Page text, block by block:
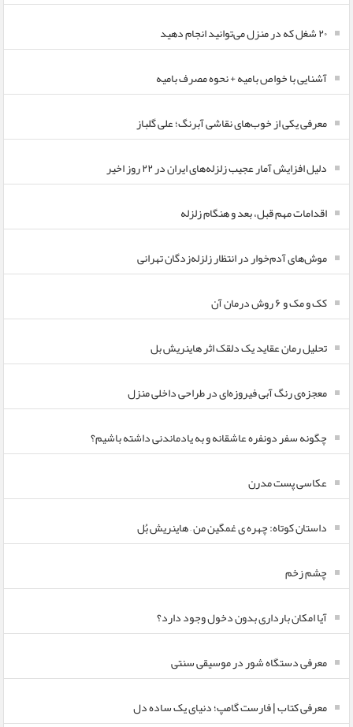
۲۰ شغل که در منزل می‌توانید انجام دهید
آشنایی با خواص بامیه + نحوه مصرف بامیه
معرفی یکی از خوب‌های نقاشی آبرنگ؛ علی گلباز
دلیل افزایش آمار عجیب زلزله‌های ایران در ۲۲ روز اخیر
اقدامات مهم قبل، بعد و هنگام زلزله
موش‌های آدم‌خوار در انتظار زلزله‌زدگان تهرانی
کک و مک و ۶ روش درمان آن
تحلیل رمان عقاید یک دلقک اثر هاینریش بل
معجزه‌ی رنگ آبی فیروزه‌ای در طراحی داخلی منزل
چگونه سفر دونفره عاشقانه و به یادماندنی داشته باشیم؟
عکاسی پست مدرن
داستان کوتاه: چهره ی غمگین من – هاینریش بُل
چشم زخم
آیا امکان بارداری بدون دخول وجود دارد؟
معرفی دستگاه شور در موسیقی سنتی
معرفی کتاب | فارست گامپ؛ دنیای یک ساده دل